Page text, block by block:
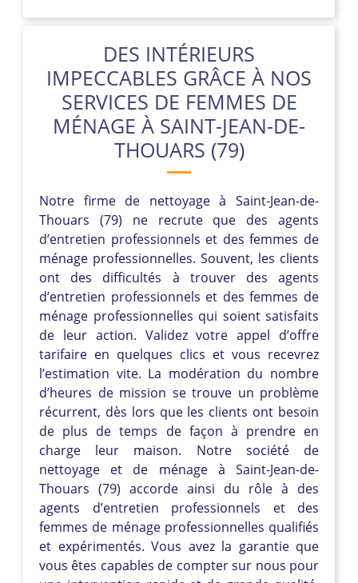
DES INTÉRIEURS
IMPECCABLES GRÂCE À NOS
SERVICES DE FEMMES DE
MÉNAGE À SAINT-JEAN-DE-
THOUARS (79)
Notre firme de nettoyage à Saint-Jean-de-
Thouars (79) ne recrute que des agents
d’entretien professionnels et des femmes de
ménage professionnelles. Souvent, les clients
ont des difficultés à trouver des agents
d’entretien professionnels et des femmes de
ménage professionnelles qui soient satisfaits
de leur action. Validez votre appel d’offre
tarifaire en quelques clics et vous recevrez
l’estimation vite. La modération du nombre
d’heures de mission se trouve un problème
récurrent, dès lors que les clients ont besoin
de plus de temps de façon à prendre en
charge leur maison. Notre société de
nettoyage et de ménage à Saint-Jean-de-
Thouars (79) accorde ainsi du rôle à des
agents d’entretien professionnels et des
femmes de ménage professionnelles qualifiés
et expérimentés. Vous avez la garantie que
vous êtes capables de compter sur nous pour